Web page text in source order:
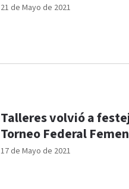
21 de Mayo de 2021
17 de Mayo de 2021
Talleres volvió a
Torneo Federal